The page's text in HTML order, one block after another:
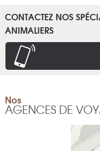
CONTACTEZ NOS
ANIMALIERS
Nos
AGENCES DE